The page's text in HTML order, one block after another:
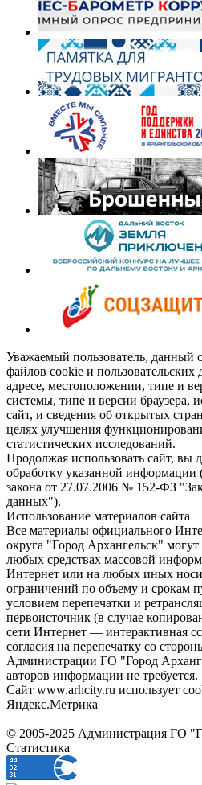
Уважаемый пользователь, данный
файлов cookie и
адресе, местоположении, типе и
системы, типе и версии браузера,
сайт, и сведения об открытых
целях улучшения
статистических исследований.
Продолжая использовать сайт, вы
обработку указанной информации
закона от 27.07.2006 № 152-ФЗ
данных").
Использование материалов сайта
Все материалы официального
округа "Город Архангельск"
любых средствах массовой
Интернет или на любых иных
ограничений по объему и срокам
условием перепечатки и
первоисточник (в случае
сети Интернет — интерактивная
согласия на перепечатку со
Администрации ГО "Город
авторов информации не требуется.
Сайт www.arhcity.ru использует
Яндекс.Метрика
© 2005-2025 Администрация ГО
Статистика